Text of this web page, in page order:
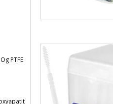
PTFE